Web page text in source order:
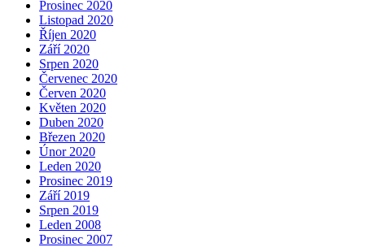
Prosinec 2020
Listopad 2020
Říjen 2020
Září 2020
Srpen 2020
Červenec 2020
Červen 2020
Květen 2020
Duben 2020
Březen 2020
Únor 2020
Leden 2020
Prosinec 2019
Září 2019
Srpen 2019
Leden 2008
Prosinec 2007